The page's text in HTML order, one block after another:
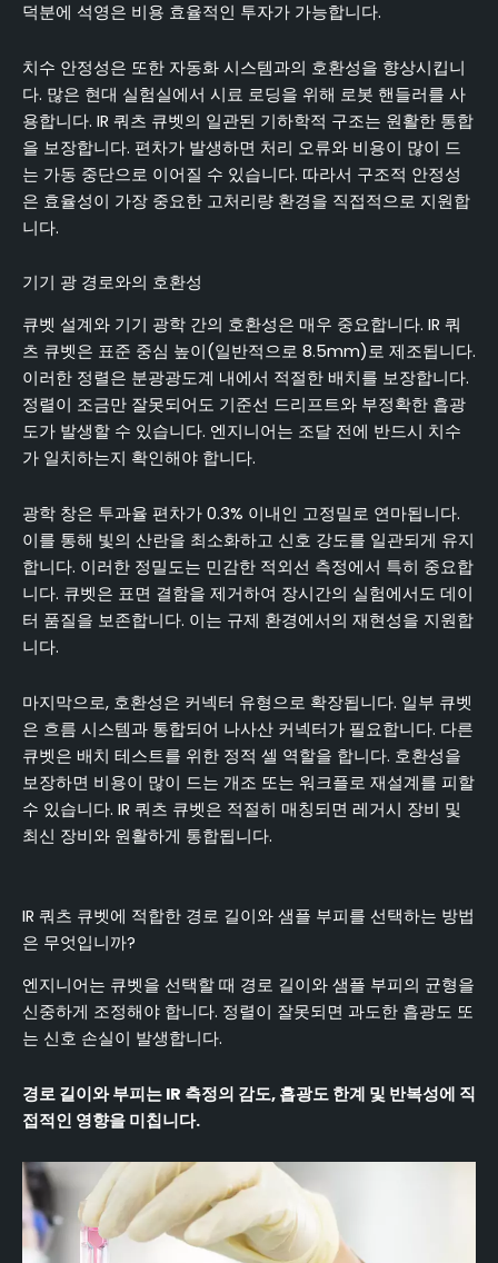
덕분에 석영은 비용 효율적인 투자가 가능합니다.
치수 안정성은 또한 자동화 시스템과의 호환성을 향상시킵니
다. 많은 현대 실험실에서 시료 로딩을 위해 로봇 핸들러를 사
용합니다. IR 쿼츠 큐벳의 일관된 기하학적 구조는 원활한 통합
을 보장합니다. 편차가 발생하면 처리 오류와 비용이 많이 드
는 가동 중단으로 이어질 수 있습니다. 따라서 구조적 안정성
은 효율성이 가장 중요한 고처리량 환경을 직접적으로 지원합
니다.
기기 광 경로와의 호환성
큐벳 설계와 기기 광학 간의 호환성은 매우 중요합니다. IR 쿼
츠 큐벳은 표준 중심 높이(일반적으로 8.5mm)로 제조됩니다.
이러한 정렬은 분광광도계 내에서 적절한 배치를 보장합니다.
정렬이 조금만 잘못되어도 기준선 드리프트와 부정확한 흡광
도가 발생할 수 있습니다. 엔지니어는 조달 전에 반드시 치수
가 일치하는지 확인해야 합니다.
광학 창은 투과율 편차가 0.3% 이내인 고정밀로 연마됩니다.
이를 통해 빛의 산란을 최소화하고 신호 강도를 일관되게 유지
합니다. 이러한 정밀도는 민감한 적외선 측정에서 특히 중요합
니다. 큐벳은 표면 결함을 제거하여 장시간의 실험에서도 데이
터 품질을 보존합니다. 이는 규제 환경에서의 재현성을 지원합
니다.
마지막으로, 호환성은 커넥터 유형으로 확장됩니다. 일부 큐벳
은 흐름 시스템과 통합되어 나사산 커넥터가 필요합니다. 다른
큐벳은 배치 테스트를 위한 정적 셀 역할을 합니다. 호환성을
보장하면 비용이 많이 드는 개조 또는 워크플로 재설계를 피할
수 있습니다. IR 쿼츠 큐벳은 적절히 매칭되면 레거시 장비 및
최신 장비와 원활하게 통합됩니다.
IR 쿼츠 큐벳에 적합한 경로 길이와 샘플 부피를 선택하는 방법
은 무엇입니까?
엔지니어는 큐벳을 선택할 때 경로 길이와 샘플 부피의 균형을
신중하게 조정해야 합니다. 정렬이 잘못되면 과도한 흡광도 또
는 신호 손실이 발생합니다.
경로 길이와 부피는 IR 측정의 감도, 흡광도 한계 및 반복성에 직
접적인 영향을 미칩니다.